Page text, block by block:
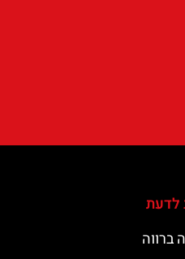
לדעת
ברווה